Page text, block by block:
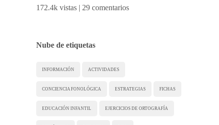
172.4k vistas | 29 comentarios
Nube de etiquetas
INFORMACIÓN ACTIVIDADES
CONCIENCIA FONOLÓGICA ESTRATEGIAS FICHAS
EDUCACIÓN INFANTIL EJERCICIOS DE ORTOGRAFÍA